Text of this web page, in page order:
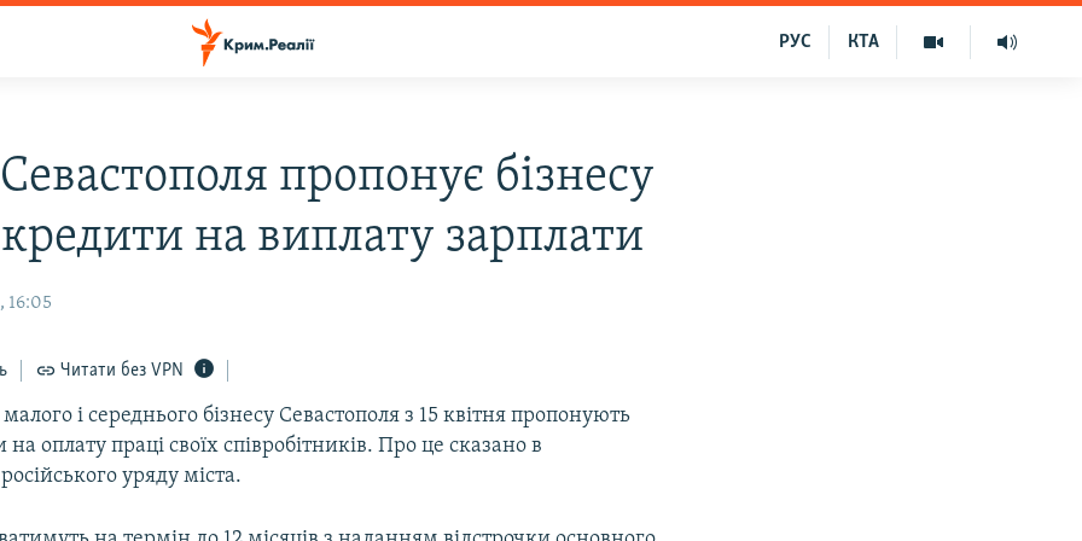
КТА
РУС
пропонує бізнесу
на виплату зарплати
16:05
Читати без VPN
і середнього бізнесу Севастополя з 15 квітня пропонують
оплату праці своїх співробітників. Про це сказано в
уряду міста.